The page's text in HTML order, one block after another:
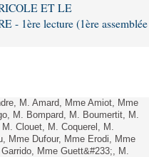
ET LE
1ère lecture (1ère assemblée
M. Amard, Mme Amiot, Mme
M. Bompard, M. Boumertit, M.
Clouet, M. Coquerel, M.
Mme Dufour, Mme Erodi, Mme
Mme Guett&#233;, M.